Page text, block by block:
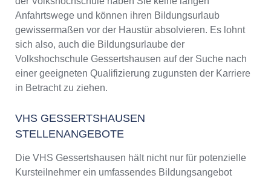
Anfahrtswege und können ihren Bildungsurlaub
gewissermaßen vor der Haustür absolvieren. Es lohnt
sich also, auch die Bildungsurlaube der
Volkshochschule Gessertshausen auf der Suche nach
einer geeigneten Qualifizierung zugunsten der Karriere
in Betracht zu ziehen.
VHS GESSERTSHAUSEN
STELLENANGEBOTE
Die VHS Gessertshausen hält nicht nur für potenzielle
Kursteilnehmer ein umfassendes Bildungsangebot